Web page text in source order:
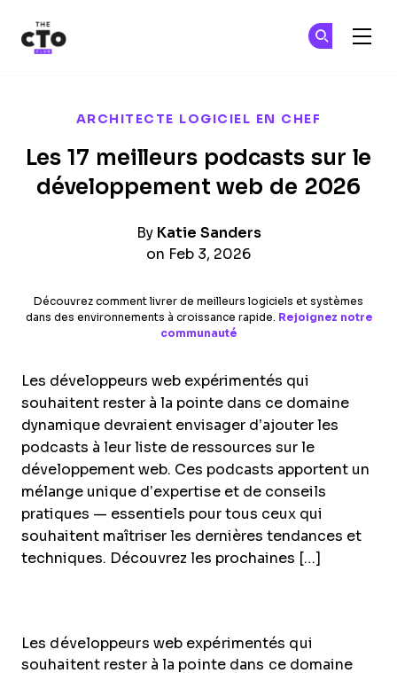
ARCHITECTE LOGICIEL EN CHEF
Les 17 meilleurs podcasts sur le
développement web de 2026
By Katie Sanders
on Feb 3, 2026
Découvrez comment livrer de meilleurs logiciels et systèmes
dans des environnements à croissance rapide. Rejoignez notre
communauté
Les développeurs web expérimentés qui
souhaitent rester à la pointe dans ce domaine
dynamique devraient envisager d’ajouter les
podcasts à leur liste de ressources sur le
développement web. Ces podcasts apportent un
mélange unique d’expertise et de conseils
pratiques — essentiels pour tous ceux qui
souhaitent maîtriser les dernières tendances et
techniques. Découvrez les prochaines […]
Les développeurs web expérimentés qui
souhaitent rester à la pointe dans ce domaine